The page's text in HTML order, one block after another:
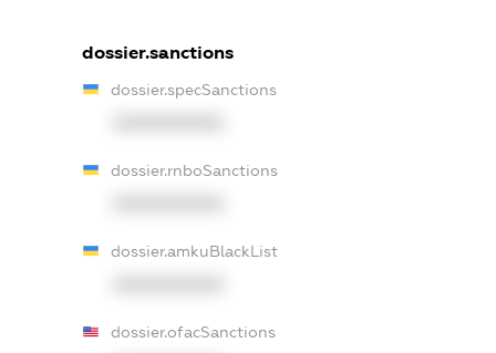
dossier.sanctions
dossier.specSanctions
dossier.rnboSanctions
dossier.amkuBlackList
dossier.ofacSanctions